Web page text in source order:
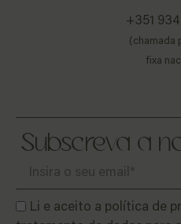
+351
(chamada
fixa
Subscreva a
Li e aceito a política de